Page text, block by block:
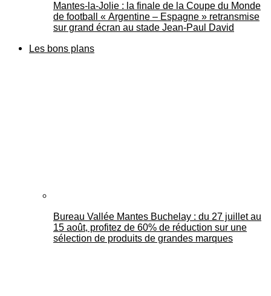
Mantes-la-Jolie : la finale de la Coupe du Monde
de football « Argentine – Espagne » retransmise
sur grand écran au stade Jean-Paul David
Les bons plans
Bureau Vallée Mantes Buchelay : du 27 juillet au
15 août, profitez de 60% de réduction sur une
sélection de produits de grandes marques